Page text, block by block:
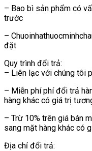
– Bao bì sản phẩm có
trước
–
đặt
Quy trình đổi trả:
– Liên lạc với chúng tôi
– Miễn phí phí đổi trả
hàng khác có giá trị
– Trừ 10% trên giá bán
sang mặt hàng khác có
Địa chỉ đổi trả: